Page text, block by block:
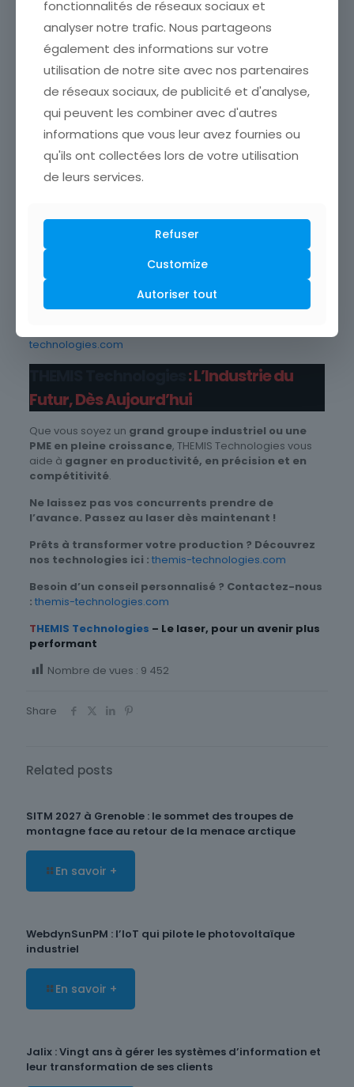
laser
Un accompagnement complet– Conception,
installation, formation :nous sommes à vos côtés à
chaque étape.
Vous avez un projet ? Contactez nos experts ici :
themis-technologies.com
L’Industrie Laser : Un Monde
d’Opportunités
Le laser ne se contente pas d’améliorer l’existant. Il
permet des avancées impossibles avec les
Vous voulez optimiser votre chaîne de
themis-technologies.com
Vous cherchez une solution de marquage laser
themis-technologies.com
Vous souhaitez automatiser vos processus avec
la robotique laser ?themis-technologies.com
technologies.com
: L’Industrie du
Futur, Dès Aujourd’hui
Que vous soyez un grand groupe industriel ou une
PME en pleine croissance, THEMIS Technologies vous
aide à gagner en productivité, en précision et en
compétitivité.
Ne laissez pas vos concurrents prendre de
l’avance. Passez au laser dès maintenant !
Prêts à transformer votre production ? Découvrez
nos technologies ici : themis-technologies.com
Besoin d’un conseil personnalisé ? Contactez-nous
: themis-technologies.com
THEMIS Technologies – Le laser, pour un avenir plus
performant
Nombre de vues : 9 452
Share
Related posts
SITM 2027 à Grenoble : le sommet des troupes de
montagne face au retour de la menace arctique
En savoir +
WebdynSunPM : l’IoT qui pilote le photovoltaïque
industriel
En savoir +
Jalix : Vingt ans à gérer les systèmes d’information et
leur transformation de ses clients
fonctionnalités de réseaux sociaux et
analyser notre trafic. Nous partageons
également des informations sur votre
utilisation de notre site avec nos partenaires
de réseaux sociaux, de publicité et d'analyse,
qui peuvent les combiner avec d'autres
informations que vous leur avez fournies ou
qu'ils ont collectées lors de votre utilisation
de leurs services.
Refuser
Customize
Autoriser tout